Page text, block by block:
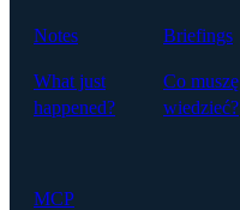
Notes
What just
happened?
Briefings
Co muszę
wiedzieć?
MCP